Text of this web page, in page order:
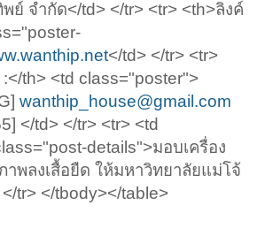
ย์ จำกัด</td> </tr> <tr> <th>ลิงค์
</td> </tr> <tr>
th> <td class="poster">
wanthip_house@gmail.com
</td> </tr> <tr> <td
details">มอบเครื่อง
าพลงเสื้อยืด ให้มหาวิทยาลัยแม่โจ้
tr> </tbody></table>